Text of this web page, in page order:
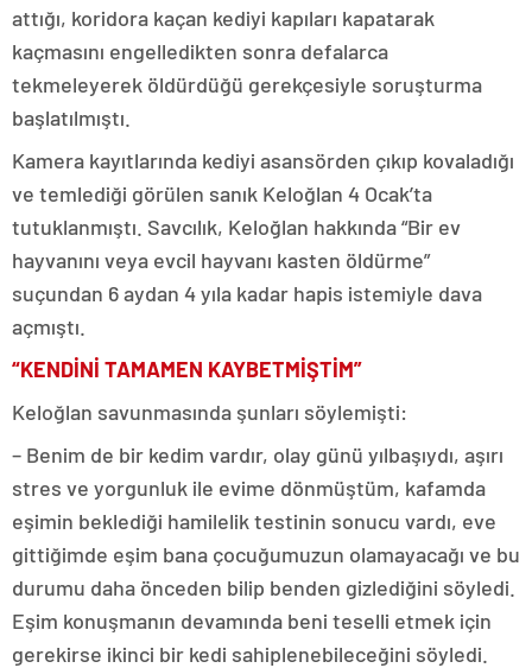
attığı, koridora kaçan kediyi kapıları kapatarak
kaçmasını engelledikten sonra defalarca
tekmeleyerek öldürdüğü gerekçesiyle soruşturma
başlatılmıştı.
Kamera kayıtlarında kediyi asansörden çıkıp kovaladığı
ve temlediği görülen sanık Keloğlan 4 Ocak’ta
tutuklanmıştı. Savcılık, Keloğlan hakkında “Bir ev
hayvanını veya evcil hayvanı kasten öldürme”
suçundan 6 aydan 4 yıla kadar hapis istemiyle dava
açmıştı.
“KENDİNİ TAMAMEN KAYBETMİŞTİM”
Keloğlan savunmasında şunları söylemişti:
– Benim de bir kedim vardır, olay günü yılbaşıydı, aşırı
stres ve yorgunluk ile evime dönmüştüm, kafamda
eşimin beklediği hamilelik testinin sonucu vardı, eve
gittiğimde eşim bana çocuğumuzun olamayacağı ve bu
durumu daha önceden bilip benden gizlediğini söyledi.
Eşim konuşmanın devamında beni teselli etmek için
gerekirse ikinci bir kedi sahiplenebileceğini söyledi.